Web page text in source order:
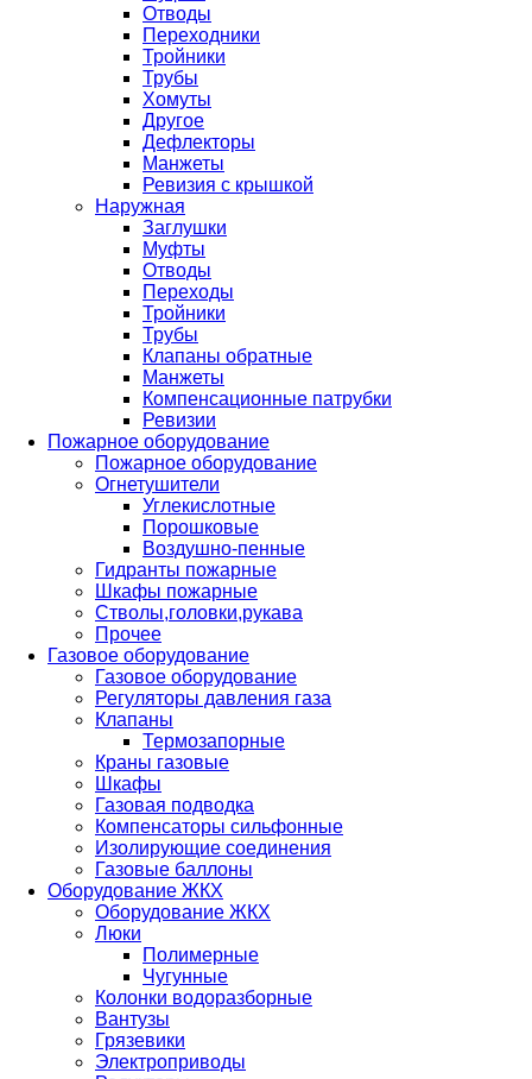
Отводы
Переходники
Тройники
Трубы
Хомуты
Другое
Дефлекторы
Манжеты
Ревизия с крышкой
Наружная
Заглушки
Муфты
Отводы
Переходы
Тройники
Трубы
Клапаны обратные
Манжеты
Компенсационные патрубки
Ревизии
Пожарное оборудование
Пожарное оборудование
Огнетушители
Углекислотные
Порошковые
Воздушно-пенные
Гидранты пожарные
Шкафы пожарные
Стволы,головки,рукава
Прочее
Газовое оборудование
Газовое оборудование
Регуляторы давления газа
Клапаны
Термозапорные
Краны газовые
Шкафы
Газовая подводка
Компенсаторы сильфонные
Изолирующие соединения
Газовые баллоны
Оборудование ЖКХ
Оборудование ЖКХ
Люки
Полимерные
Чугунные
Колонки водоразборные
Вантузы
Грязевики
Электроприводы